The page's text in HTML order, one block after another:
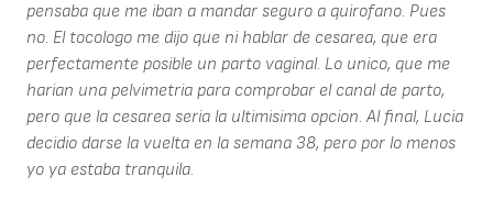
pensaba que me iban a mandar seguro a quirofano. Pues
no. El tocologo me dijo que ni hablar de cesarea, que era
perfectamente posible un parto vaginal. Lo unico, que me
harian una pelvimetria para comprobar el canal de parto,
pero que la cesarea seria la ultimisima opcion. Al final, Lucia
decidio darse la vuelta en la semana 38, pero por lo menos
yo ya estaba tranquila.